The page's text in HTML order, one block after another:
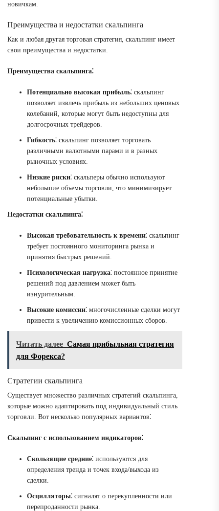
новичкам.
Преимущества и недостатки скальпинга
Как и любая другая торговая стратегия, скальпинг имеет
свои преимущества и недостатки.
Преимущества скальпинга⁚
Потенциально высокая прибыль⁚ скальпинг
позволяет извлечь прибыль из небольших ценовых
колебаний, которые могут быть недоступны для
долгосрочных трейдеров.
Гибкость⁚ скальпинг позволяет торговать
различными валютными парами и в разных
рыночных условиях.
Низкие риски⁚ скальперы обычно используют
небольшие объемы торговли, что минимизирует
потенциальные убытки.
Недостатки скальпинга⁚
Высокая требовательность к времени⁚ скальпинг
требует постоянного мониторинга рынка и
принятия быстрых решений.
Психологическая нагрузка⁚ постоянное принятие
решений под давлением может быть
изнурительным.
Высокие комиссии⁚ многочисленные сделки могут
привести к увеличению комиссионных сборов.
Читать далее Самая прибыльная стратегия
для Форекса?
Стратегии скальпинга
Существует множество различных стратегий скальпинга,
которые можно адаптировать под индивидуальный стиль
торговли. Вот несколько популярных вариантов⁚
Скальпинг с использованием индикаторов⁚
Скользящие средние⁚ используются для
определения тренда и точек входа/выхода из
сделки.
Осцилляторы⁚ сигналят о перекупленности или
перепроданности рынка.